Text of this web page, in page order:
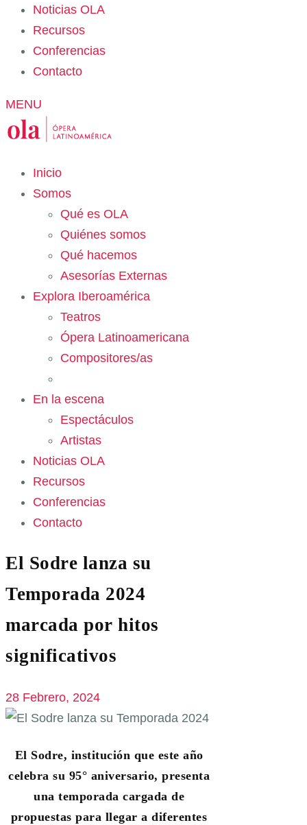
Noticias OLA
Recursos
Conferencias
Contacto
MENU
Inicio
Somos
Qué es OLA
Quiénes somos
Qué hacemos
Asesorías Externas
Explora Iberoamérica
Teatros
Ópera Latinoamericana
Compositores/as
En la escena
Espectáculos
Artistas
Noticias OLA
Recursos
Conferencias
Contacto
El Sodre lanza su
Temporada 2024
marcada por hitos
significativos
28 Febrero, 2024
El Sodre, institución que este año
celebra su 95° aniversario, presenta
una temporada cargada de
propuestas para llegar a diferentes